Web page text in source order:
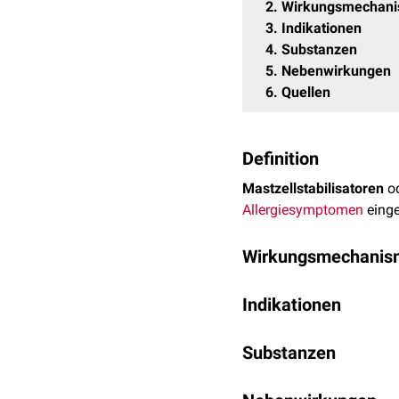
2
3 Indikationen
4 Substanzen
5 Nebenwirkungen
6 Quellen
Definition
Mastzellstabilisatoren
Allergiesymptomen
Anwendung die
auf die Wirkung von
Indikationen
Indikationsbereich
Substanzen